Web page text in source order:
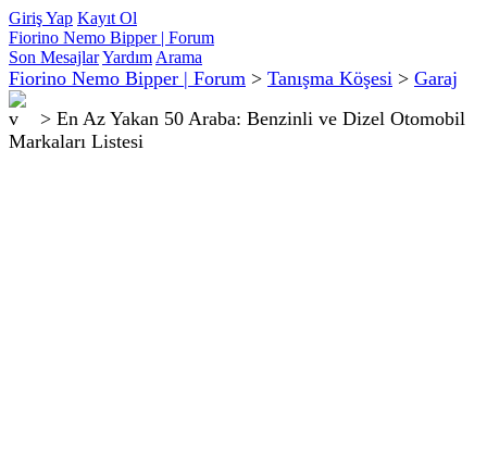
Giriş Yap Kayıt Ol
Fiorino Nemo Bipper | Forum
Son MesajlarYardım Arama
Fiorino Nemo Bipper | Forum > Tanışma Köşesi > Garaj
> En Az Yakan 50 Araba: Benzinli ve Dizel Otomobil
Markaları Listesi